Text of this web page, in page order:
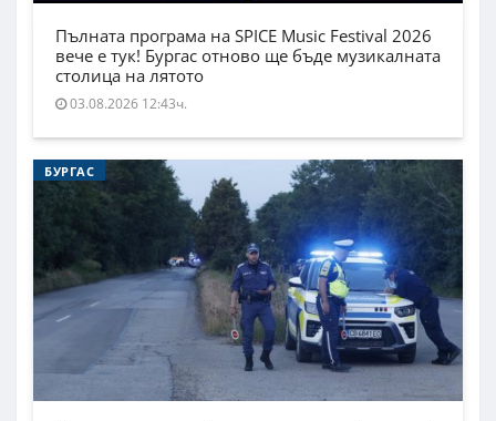
Пълната програма на SPICE Music Festival 2026
вече е тук! Бургас отново ще бъде музикалната
столица на лятото
03.08.2026 12:43ч.
БУРГАС